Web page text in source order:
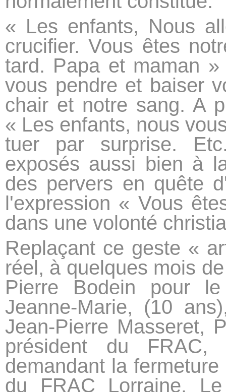
« Les enfants, Nous
crucifier. Vous êtes
tard. Papa et maman
vous pendre et baiser
chair et notre sang. A
« Les enfants, nous
tuer par surprise.
exposés aussi bien à
des pervers en quête
l'expression « Vous
dans une volonté
Replaçant ce geste «
réel, à quelques mois
Pierre Bodein pour
Jeanne-Marie, (10
Jean-Pierre Masseret,
président du
demandant la
du FRAC Lorraine.